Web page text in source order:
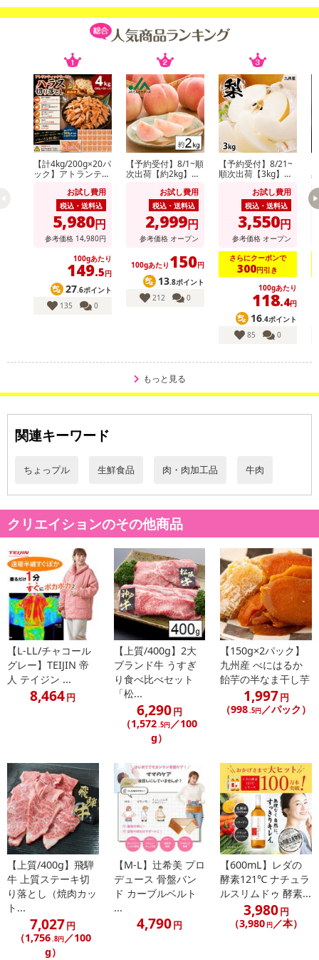
◆今、大注目！茨城を代表する黒毛和牛の最高級ブランド！
◆常陸牛 A4ランク以上を確約！
★常陸牛とは
茨城の快適な飼育環境が生む 極上の霜降り牛肉！
豊かな穀倉地帯として全国においしい食材を運ぶ食の宝庫、茨城
県。作物が良く育つ温暖な気候と肥沃な大地は生命力に満ちていま
す。牛が若いうちは、健康でしっかりした骨格を持った牛となるよ
う、自然の中で育てられます。大麦、小麦、とうもろこし、大豆な
どのミネラルが豊富で飼料をはじめ良質な乾牧草と稲ワラを充分食
べさせています。大きくなると管理の徹底した牛舎で毎日しっかり
目を配って飼育します。これにより筋肉がつき、良質な脂肪をつく
り、見た目にも美しくおいしい、「霜降り肉」となります。
今回、そんな常陸牛のA4ランク以上のお肉を手作業で焼肉用にカッ
トし、簡易包装でお求めやすくしました。
・賞味期限：製造日より180日
・原産国（最終加工地）：日本（茨城県）
・原材料/材質/素材：牛肉（バラ・カタ）
・お召し上がり方：
・お急ぎの場合は、流水解凍してください。
・その他商品仕様：等級:A4ランク
注意事項
【賞味・消費期限のある商品について】
商品到着時点でのお日持ち期間は、配送日数などにより異なります
のでご了承ください。
【キャンセルについて】
※お申込み後のキャンセルはお受けできません。
記載されている内容を必ずご確認いただき、お届けする商品セット
にご納得いただきましたうえでお申し込みください。
※パッケージ変更や商品リニューアル（成分など含む）等により、
参考の掲載画像や画像内のバーコードなど、お届け商品と多少異な
了により、商品詳細内に記載の原産国・原材料の表記が旧表記の場
合がございます。
あらかじめご了承いただいた上でお申込みください。なお、本理由
によるお申込み後のキャンセル・返品交換は対応いたしかねます。
【お支払いについて】
※送料はお試し費用に含まれております。
※d払い、PayPay、au PAY、au PAY（auかんたん決済）、ソフトバ
ンクまとめて支払い、楽天ペイ、メルペイ、AEON Pay、Amazon
Payでお支払いの場合、決済のため外部サイトへ遷移します。
※予約商品は決済手段ごとに定められた決済期限日にお支払いを完
了することがございます。ご了承いただいたうえでお申し込みくだ
【計4kg/200g×20パ
ック】アトランティ
切り落としお試し費用
税込・送料込
5,980円
参考価格 14,980円
100gあたり
149.5円
27.6ポイント
135
0
【予約受付】8/1~順
次出荷【約2kg】山
玉数おまかせ)※ご家
お試し費用
税込・送料込
2,999円
参考価格 オープン
100gあたり 150円
13.8ポイント
212
0
【予約受付】8/21~
順次出荷【3kg】九
種おまかせ》(ご家
お試し費用
税込・送料込
3,550円
参考価格 オープン
さらにクーポンで
300円引き
100gあたり
118.4円
16.4ポイント
85
0
もっと見る
関連キーワード
ちょっプル 生鮮食品 肉・肉加工品 牛肉
クリエイションのその他商品
【L-LL/チャコール
グレー】TEIJIN 帝
人 テイジン ...
8,464円
【上質/400g】2大
ブランド牛 うすぎ
り食べ比べセット
「松...
6,290円
（1,572.5円 ／100
g）
【150g×2パック】
九州産 べにはるか
飴芋の半なま干し芋
1,997円
（998.5円 ／パック）
【上質/400g】飛騨
牛 上質ステーキ切
り落とし（焼肉カッ
ト...
7,027円
（1,756.8円／100
g）
【M-L】辻希美 プロ
デュース 骨盤バン
ド カーブルベルト
...
4,790円
【600mL】レダの
酵素121℃ ナチュラ
ルスリムドゥ 酵素...
3,980円
（3,980 円／本）